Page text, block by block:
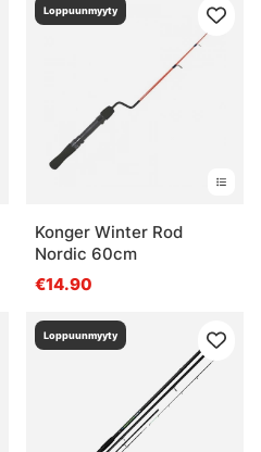
Loppuunmyyty
Konger Winter Rod
Nordic 60cm
€14.90
Loppuunmyyty